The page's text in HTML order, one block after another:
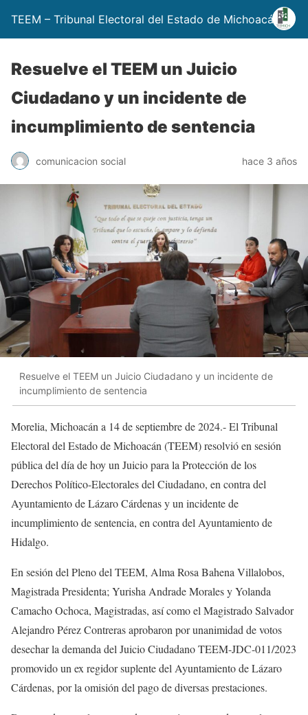
TEEM – Tribunal Electoral del Estado de Michoacán
Resuelve el TEEM un Juicio
Ciudadano y un incidente de
incumplimiento de sentencia
comunicacion social hace 3 años
Resuelve el TEEM un Juicio Ciudadano y un incidente de
incumplimiento de sentencia
Morelia, Michoacán a 14 de septiembre de 2024.- El Tribunal
Electoral del Estado de Michoacán (TEEM) resolvió en sesión
pública del día de hoy un Juicio para la Protección de los
Derechos Político-Electorales del Ciudadano, en contra del
Ayuntamiento de Lázaro Cárdenas y un incidente de
incumplimiento de sentencia, en contra del Ayuntamiento de
Hidalgo.
En sesión del Pleno del TEEM, Alma Rosa Bahena Villalobos,
Magistrada Presidenta; Yurisha Andrade Morales y Yolanda
Camacho Ochoca, Magistradas, así como el Magistrado Salvador
Alejandro Pérez Contreras aprobaron por unanimidad de votos
desechar la demanda del Juicio Ciudadano TEEM-JDC-011/2023
promovido un ex regidor suplente del Ayuntamiento de Lázaro
Cárdenas, por la omisión del pago de diversas prestaciones.